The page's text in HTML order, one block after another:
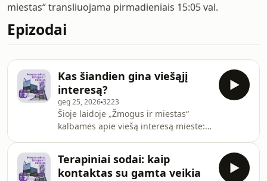
miestas“ transliuojama pirmadieniais 15:05 val.
Epizodai
Kas šiandien gina viešąjį
interesą?
geg 25, 20263223
Šioje laidoje „Žmogus ir miestas“
kalbamės apie viešą interesą mieste:
vietos bendruomenės, kai jų rajonai
patiria intensyvų plėtros spaudimą.
Terapiniai sodai: kaip
kontaktas su gamta veikia